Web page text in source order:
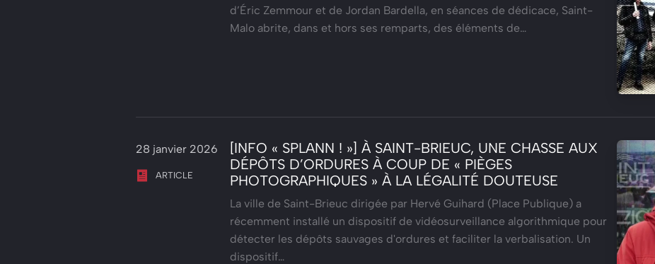
d’Éric Zemmour et de Jordan Bardella, en séances de dédicace, Saint-
Malo abrite, dans et hors ses remparts, des éléments de…
28 janvier 2026
ARTICLE
[INFO « SPLANN ! »] À SAINT-BRIEUC, UNE CHASSE AUX
DÉPÔTS D’ORDURES À COUP DE « PIÈGES
PHOTOGRAPHIQUES » À LA LÉGALITÉ DOUTEUSE
La ville de Saint-Brieuc dirigée par Hervé Guihard (Place Publique) a
récemment installé un dispositif de vidéosurveillance algorithmique pour
détecter les dépôts sauvages d'ordures et faciliter la verbalisation. Un
dispositif…